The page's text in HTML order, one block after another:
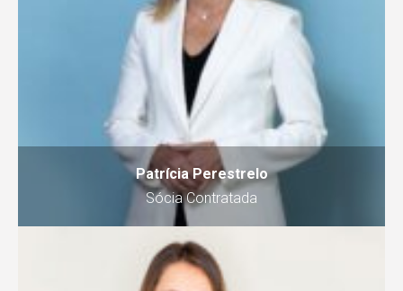
Patrícia Perestrelo
Sócia Contratada